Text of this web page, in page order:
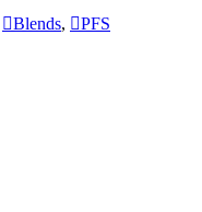
Blends,
PFS